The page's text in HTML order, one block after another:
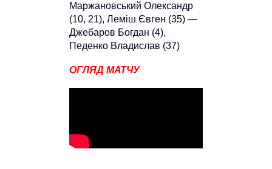
Маржановський Олександр
(10, 21), Леміш Євген (35) —
Джебаров Богдан (4),
Педенко Владислав (37)
ОГЛЯД МАТЧУ